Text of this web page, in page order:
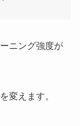
ニング強度が
変えます。